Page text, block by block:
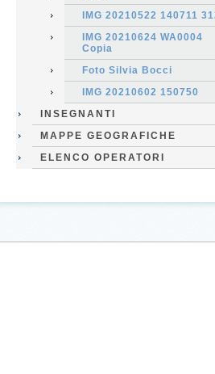
IMG 20210522 140711
IMG 20210624 WA0004
Copia
Foto Silvia Bocci
IMG 20210602 150750
INSEGNANTI
MAPPE GEOGRAFICHE
ELENCO OPERATORI